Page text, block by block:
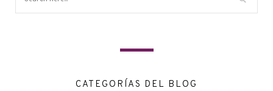
CATEGORÍAS DEL BLOG